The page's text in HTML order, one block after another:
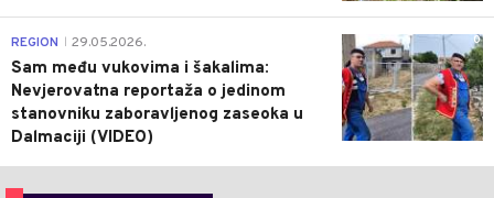
0
REGION 29.05.2026.
Sam među vukovima i šakalima:
Nevjerovatna reportaža o jedinom
stanovniku zaboravljenog zaseoka u
Dalmaciji (VIDEO)